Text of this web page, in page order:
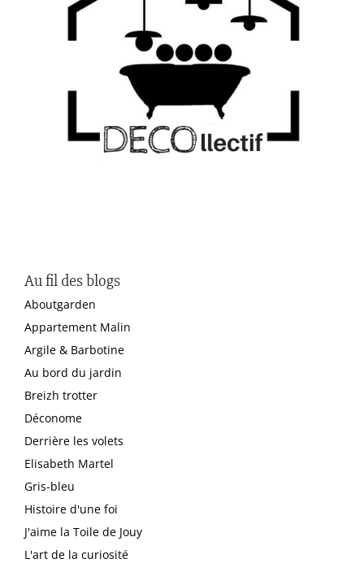
Au fil des blogs
Aboutgarden
Appartement Malin
Argile & Barbotine
Au bord du jardin
Breizh trotter
Déconome
Derrière les volets
Elisabeth Martel
Gris-bleu
Histoire d'une foi
J'aime la Toile de Jouy
L'art de la curiosité